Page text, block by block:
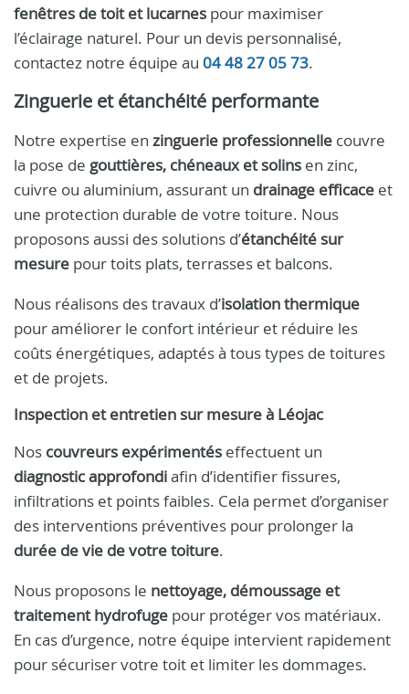
fenêtres de toit et lucarnes pour maximiser
l’éclairage naturel. Pour un devis personnalisé,
contactez notre équipe au 04 48 27 05 73.
Zinguerie et étanchéité performante
Notre expertise en zinguerie professionnelle couvre
la pose de gouttières, chéneaux et solins en zinc,
cuivre ou aluminium, assurant un drainage efficace et
une protection durable de votre toiture. Nous
proposons aussi des solutions d’étanchéité sur
mesure pour toits plats, terrasses et balcons.
Nous réalisons des travaux d’isolation thermique
pour améliorer le confort intérieur et réduire les
coûts énergétiques, adaptés à tous types de toitures
et de projets.
Inspection et entretien sur mesure à Léojac
Nos couvreurs expérimentés effectuent un
diagnostic approfondiafin d’identifier fissures,
infiltrations et points faibles. Cela permet d’organiser
des interventions préventives pour prolonger la
durée de vie de votre toiture.
Nous proposons le nettoyage, démoussage et
traitement hydrofuge pour protéger vos matériaux.
En cas d’urgence, notre équipe intervient rapidement
pour sécuriser votre toit et limiter les dommages.